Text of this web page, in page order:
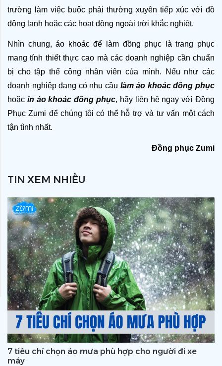
TIN XEM NHIỀU
7 tiêu chí chọn áo mưa phù hợp cho người đi xe
máy
trường làm việc buộc phải thường xuyên tiếp xúc với đồ
đông lạnh hoặc các hoạt động ngoài trời khắc nghiệt.
Nhìn chung, áo khoác để làm đồng phục là trang phục
mang tính thiết thực cao mà các doanh nghiệp cần chuẩn
bị cho tập thể công nhân viên của mình. Nếu như các
doanh nghiệp đang có nhu cầu làm áo khoác đồng phục
hoặc in áo khoác đồng phục, hãy liên hệ ngay với Đồng
Phục Zumi để chúng tôi có thể hỗ trợ và tư vấn một cách
tận tình nhất.
Đồng phục Zumi